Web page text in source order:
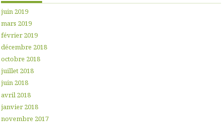
juin 2019
mars 2019
février 2019
décembre 2018
octobre 2018
juillet 2018
juin 2018
avril 2018
janvier 2018
novembre 2017